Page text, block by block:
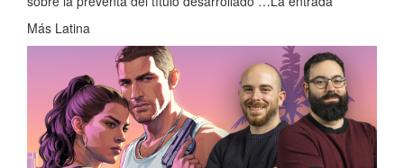
Más Latina